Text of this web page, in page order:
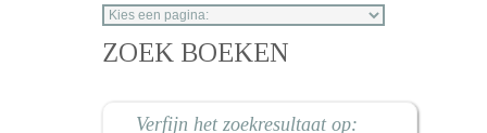
ZOEK BOEKEN